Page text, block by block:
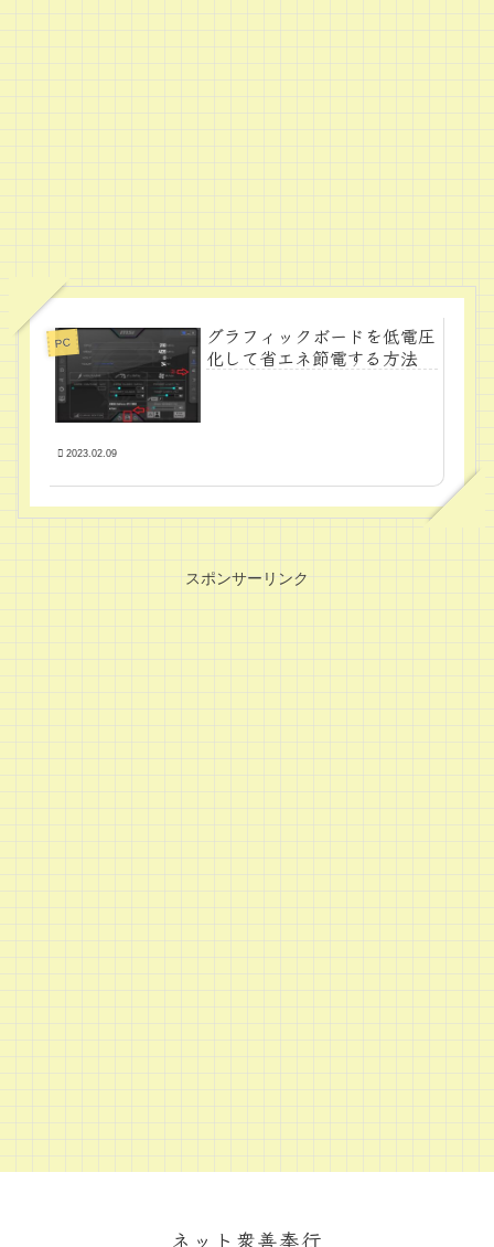
PC
グラフィックボードを低電圧
化して省エネ節電する方法
2023.02.09
スポンサーリンク
ネット衆善奉行